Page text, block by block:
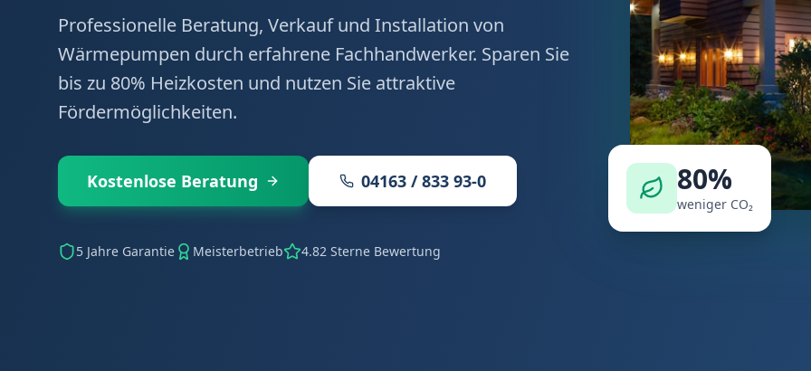
Professionelle Beratung, Verkauf und Installation von
Wärmepumpen durch erfahrene Fachhandwerker. Sparen Sie
bis zu 80% Heizkosten und nutzen Sie attraktive
Fördermöglichkeiten.
Kostenlose Beratung 04163 / 833 93-0
5 Jahre Garantie Meisterbetrieb 4.82 Sterne Bewertung
80%
weniger CO₂